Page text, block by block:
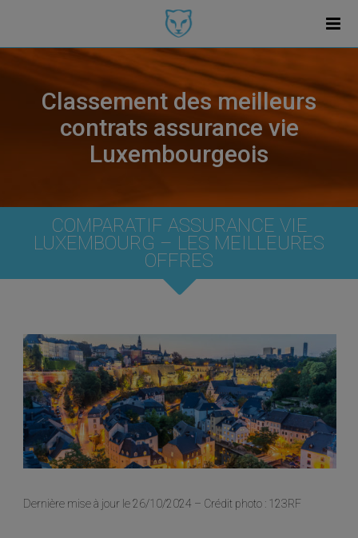
Classement des meilleurs
contrats assurance vie
Luxembourgeois
COMPARATIF ASSURANCE VIE
LUXEMBOURG – LES MEILLEURES
OFFRES
Dernière mise à jour le 26/10/2024 – Crédit photo : 123RF